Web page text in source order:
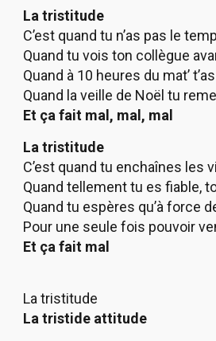
La tristitude
C’est quand tu n’as pas le
Quand tu vois ton collègue
Quand à 10 heures du mat’
Quand la veille de Noël tu
Et ça fait mal, mal, mal
La tristitude
C’est quand tu enchaînes les
Quand tellement tu es fiable,
Quand tu espères qu’à force
Pour une seule fois pouvoir
Et ça fait mal
La tristitude
La tristide attitude